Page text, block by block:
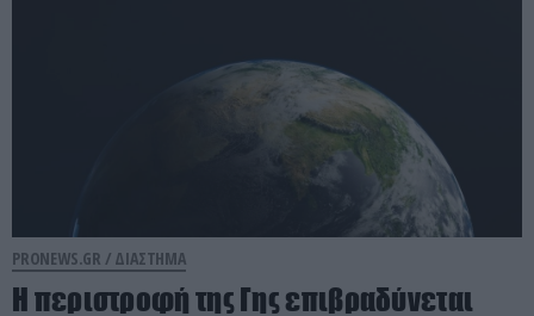
PRONEWS.GR / ΔΙΑΣΤΗΜΑ
Η περιστροφή της Γης επιβραδύνεται